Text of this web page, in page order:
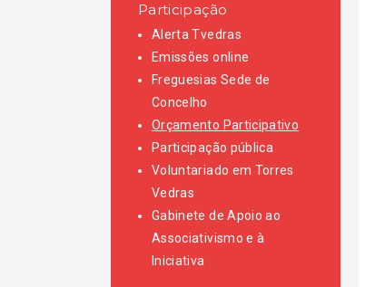
Participação
Alerta Tvedras
Emissões online
Freguesias Sede de
Concelho
Orçamento Participativo
Participação pública
Voluntariado em Torres
Vedras
Gabinete de Apoio ao
Associativismo e à
Iniciativa